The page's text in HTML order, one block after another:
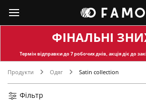
ФІНАЛЬНІ
Термін відправкидо 7 робочих днів, акція діє до
Продукти Одяг Satin collection
Фільтр